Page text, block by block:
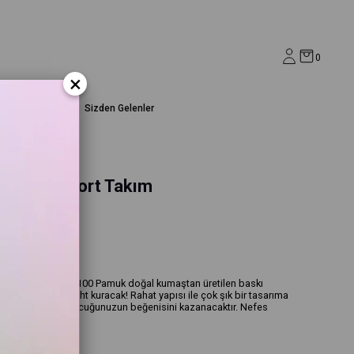
0
Sizden Gelenler
Tshirt Şort Takım
Şort Takım %100 Pamuk doğal kumaştan üretilen baskı
kalbinde taht kuracak! Rahat yapısı ile çok şık bir tasarıma
modelimiz, çocuğunuzun beğenisini kazanacaktır. Nefes
×